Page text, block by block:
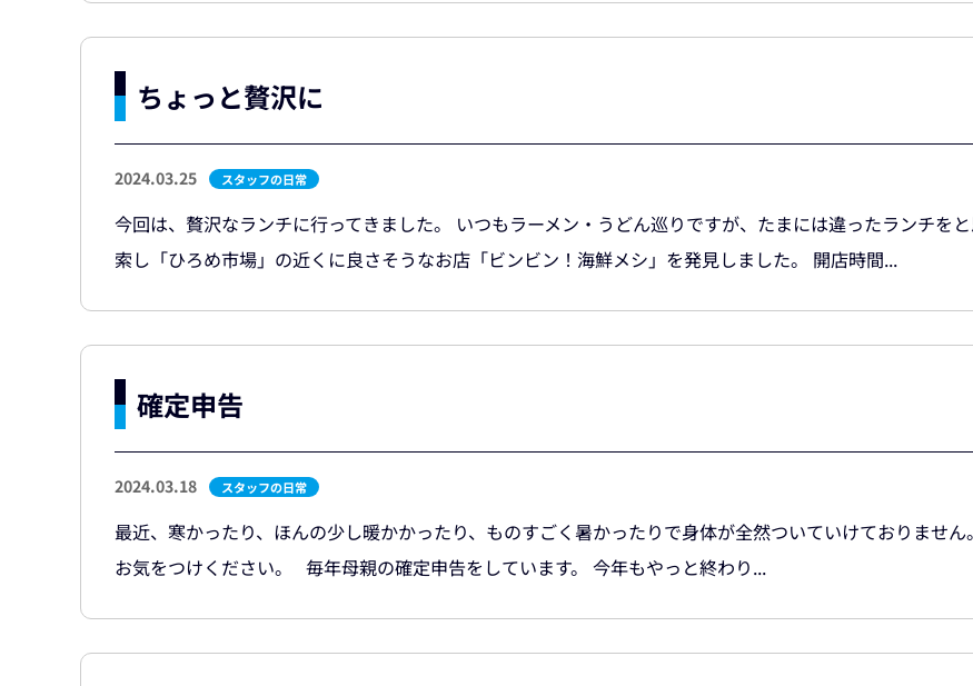
ちょっと贅沢に
2024.03.25 スタッフの日常
今回は、贅沢なランチに行ってきました。 いつもラーメン・うどん巡りですが、たまには違ったランチを
索し「ひろめ市場」の近くに良さそうなお店「ビンビン！海鮮メシ」を発見しました。 開店時間...
確定申告
2024.03.18 スタッフの日常
最近、寒かったり、ほんの少し暖かかったり、ものすごく暑かったりで身体が全然ついていけておりません
お気をつけください。 毎年母親の確定申告をしています。 今年もやっと終わり...